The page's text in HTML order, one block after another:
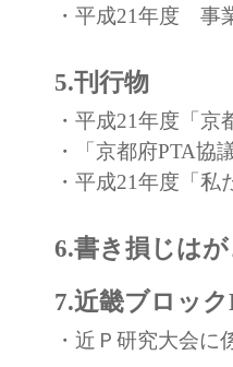
・平成21年度 事
5.刊行物
・平成21年度「京
・「京都府PTA協
・平成21年度「私
6.書き損じは
7.近畿ブロッ
・近Ｐ研究大会に